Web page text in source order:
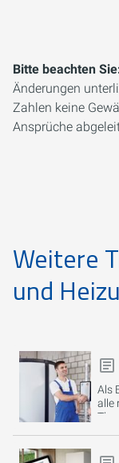
Bitte beachten
Änderungen
Zahlen keine
Ansprüche
Weitere
und
Als
alle